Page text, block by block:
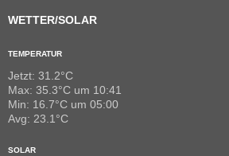
WETTER/SOLAR
TEMPERATUR
Jetzt: 31.2°C
Max: 35.3°C um 10:41
Min: 16.7°C um 05:00
Avg: 23.1°C
SOLAR